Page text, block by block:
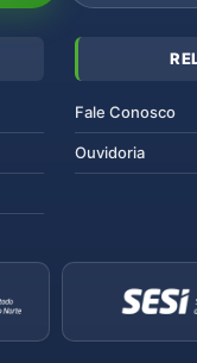
Fale Conosco
Ouvidoria